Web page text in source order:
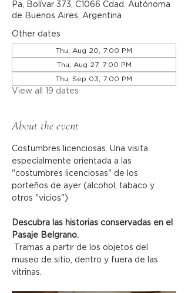
Pa, Bolívar 373, C1066 Cdad. Autónoma
de Buenos Aires, Argentina
Other dates
Thu, Aug 20, 7:00 PM
Thu, Aug 27, 7:00 PM
Thu, Sep 03, 7:00 PM
View all 19 dates
About the event
Costumbres licenciosas. Una visita
especialmente orientada a las
"costumbres licenciosas" de los
porteños de ayer (alcohol, tabaco y
otros "vicios")
Descubra las historias conservadas en el
Pasaje Belgrano.
museo de sitio, dentro y fuera de las
vitrinas.